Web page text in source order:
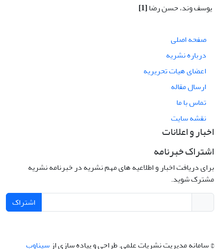
یوسف وند، حسن رضا[1]
صفحه اصلی
درباره نشریه
اعضای هیات تحریریه
ارسال مقاله
تماس با ما
نقشه سایت
اخبار و اعلانات
اشتراک خبرنامه
برای دریافت اخبار و اطلاعیه های مهم نشریه در خبرنامه نشریه
مشترک شوید.
اشتراک
© سامانه مدیریت نشریات علمی.طراحی و پیاده سازی از سیناوب